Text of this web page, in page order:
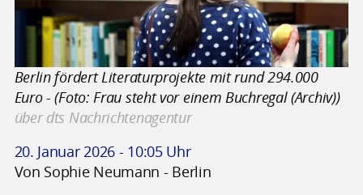
Berlin fördert Literaturprojekte mit rund 294.000
Euro - (Foto: Frau steht vor einem Buchregal (Archiv))
über dts Nachrichtenagentur
20. Januar 2026 - 10:05 Uhr
Von Sophie Neumann - Berlin